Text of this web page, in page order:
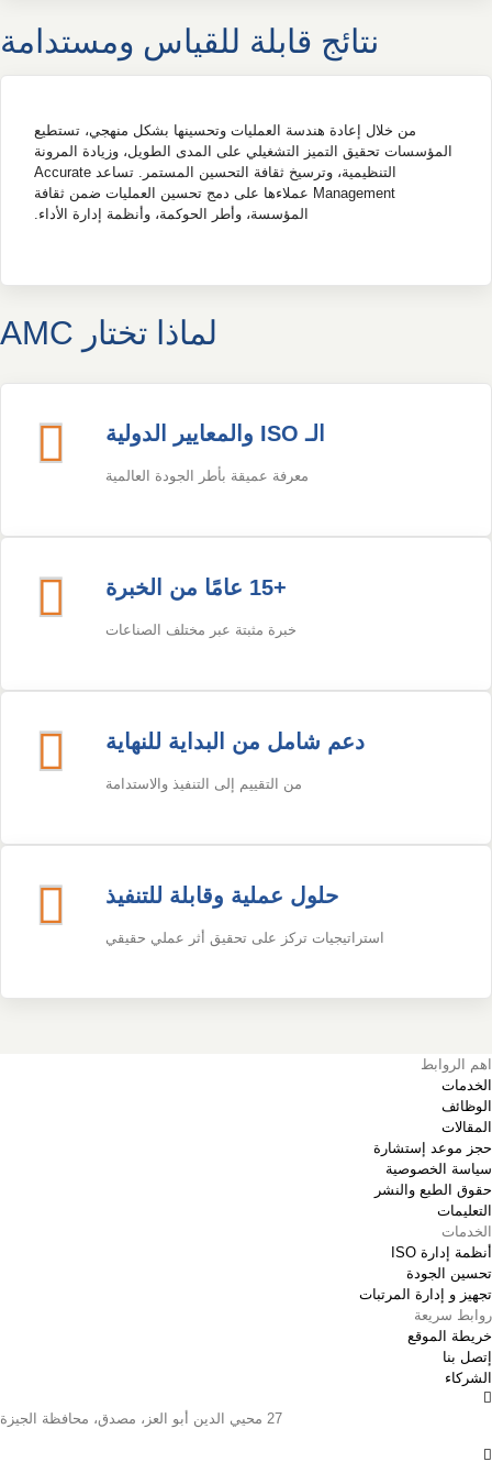
نتائج قابلة للقياس ومستدامة
من خلال إعادة هندسة العمليات وتحسينها بشكل منهجي، تستطيع
المؤسسات تحقيق التميز التشغيلي على المدى الطويل، وزيادة المرونة
التنظيمية، وترسيخ ثقافة التحسين المستمر. تساعد Accurate
Management عملاءها على دمج تحسين العمليات ضمن ثقافة
المؤسسة، وأطر الحوكمة، وأنظمة إدارة الأداء.
لماذا تختار AMC
الـ ISO والمعايير الدولية
معرفة عميقة بأطر الجودة العالمية
+15 عامًا من الخبرة
خبرة مثبتة عبر مختلف الصناعات
دعم شامل من البداية للنهاية
من التقييم إلى التنفيذ والاستدامة
حلول عملية وقابلة للتنفيذ
استراتيجيات تركز على تحقيق أثر عملي حقيقي
اهم الروابط
الخدمات
الوظائف
المقالات
حجز موعد إستشارة
سياسة الخصوصية
حقوق الطبع والنشر
التعليمات
الخدمات
أنظمة إدارة ISO
تحسين الجودة
تجهيز و إدارة المرتبات
روابط سريعة
خريطة الموقع
إتصل بنا
الشركاء
27 محيي الدين أبو العز، مصدق، محافظة الجيزة